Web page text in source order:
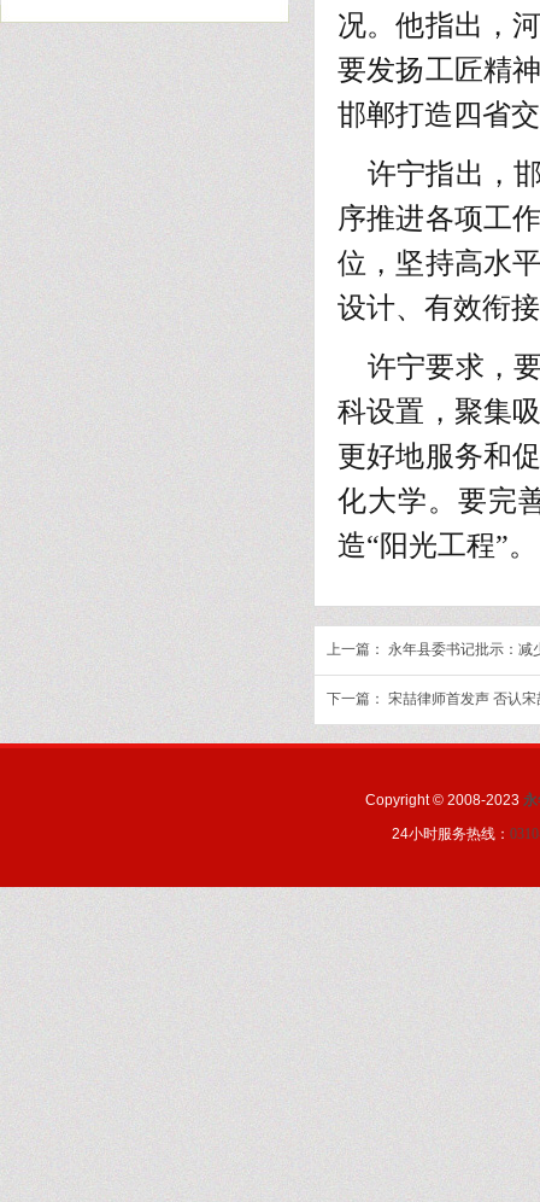
况。他指出，
要发扬工匠精
邯郸打造四省
许宁指出，
序推进各项工
位，坚持高水
设计、有效衔
许宁要求，
科设置，聚集
更好地服务和
化大学。要完
造“阳光工程”。
上一篇： 永年县委书记批示：减
下一篇： 宋喆律师首发声 否认
Copyright © 2008-2023
24小时服务热线：